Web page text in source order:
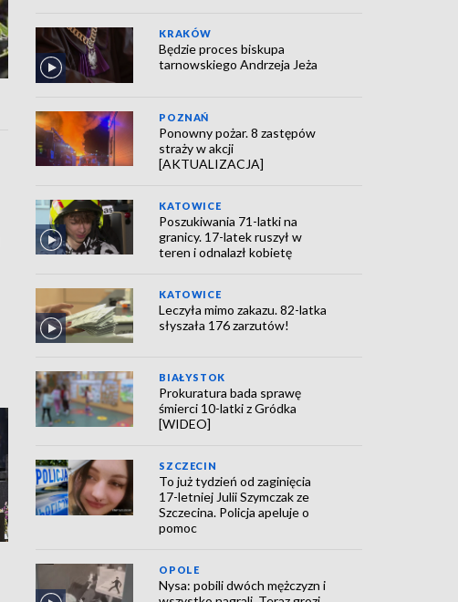
KRAKÓW
Będzie proces biskupa
tarnowskiego Andrzeja Jeża
POZNAŃ
Ponowny pożar. 8 zastępów
straży w akcji
[AKTUALIZACJA]
KATOWICE
Poszukiwania 71-latki na
granicy. 17-latek ruszył w
teren i odnalazł kobietę
KATOWICE
Leczyła mimo zakazu. 82-latka
słyszała 176 zarzutów!
BIAŁYSTOK
Prokuratura bada sprawę
śmierci 10-latki z Gródka
[WIDEO]
SZCZECIN
To już tydzień od zaginięcia
17-letniej Julii Szymczak ze
Szczecina. Policja apeluje o
pomoc
OPOLE
Nysa: pobili dwóch mężczyzn i